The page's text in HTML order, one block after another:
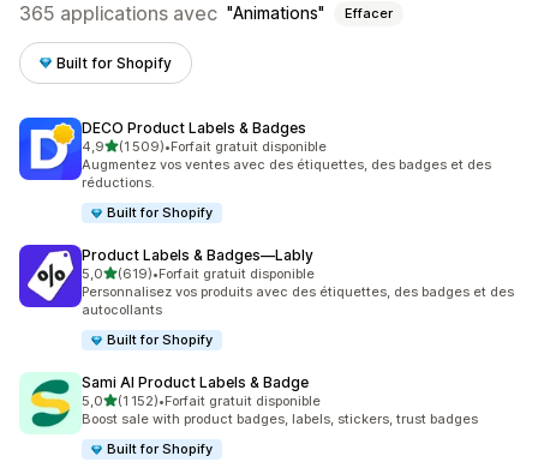
365 applications avec Animations Effacer
Built for Shopify
DECO Product Labels & Badges
4,9étoile(s) sur 5
(1 509)
1509 avis au total
•Forfait gratuit disponible
Augmentez vos ventes avec des étiquettes, des badges et des
réductions.
Built for Shopify
Product Labels & Badges—Lably
5,0étoile(s) sur 5
(619)
619 avis au total
•Forfait gratuit disponible
Personnalisez vos produits avec des étiquettes, des badges et des
autocollants
Built for Shopify
Sami AI Product Labels & Badge
5,0étoile(s) sur 5
(1 152)
1152 avis au total
•Forfait gratuit disponible
Boost sale with product badges, labels, stickers, trust badges
Built for Shopify